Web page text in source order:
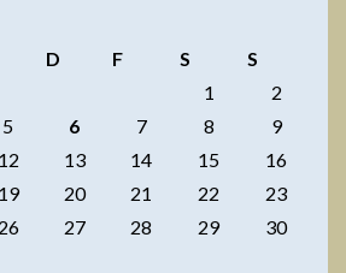
D F S
S
1
2
5 6 7 8
9
12 13 14 15
16
19 20 21 22
23
26 27 28 29
30